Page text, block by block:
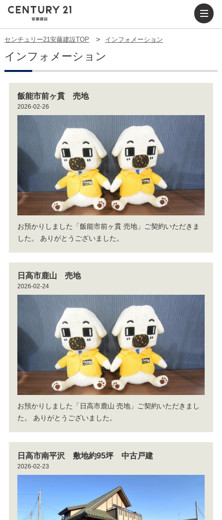
センチュリー21安藤建設TOP インフォメーション
インフォメーション
飯能市前ヶ貫 売地
2026-02-26
お預かりしました「飯能市前ヶ貫 売地」ご契約いただきま
した。 ありがとうございました。
日高市鹿山 売地
2026-02-24
お預かりしました「日高市鹿山 売地」ご契約いただきまし
た。 ありがとうございました。
日高市南平沢 敷地約95坪 中古戸建
2026-02-23